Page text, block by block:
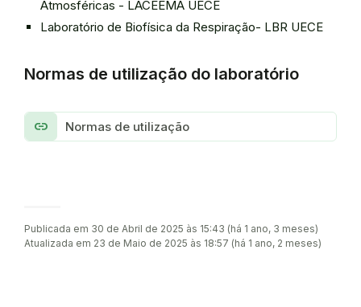
Atmosféricas - LACEEMA UECE
Laboratório de Biofísica da Respiração- LBR UECE
Normas de utilização do laboratório
link Normas de utilização
Publicada em 30 de Abril de 2025 às 15:43 (há 1 ano, 3 meses)
Atualizada em 23 de Maio de 2025 às 18:57 (há 1 ano, 2 meses)